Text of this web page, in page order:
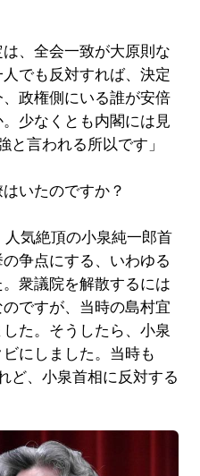
、全会一致が大原則な
でも反対すれば、決定
政権側にいる誰が安倍
少なくとも内閣には見
と言われる所以です」
いたのですか？
気絶頂の小泉純一郎首
争点にする、いわゆる
。衆議院を解散するには
ですが、当時の島村宜
た。そうしたら、小泉
にしました。当時も
ど、小泉首相に反対する